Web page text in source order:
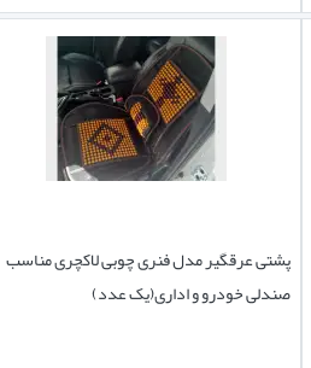
پشتی عرقگیر مدل فنری چوبی لاکچری مناسب
صندلی خودرو و اداری(یک عدد)